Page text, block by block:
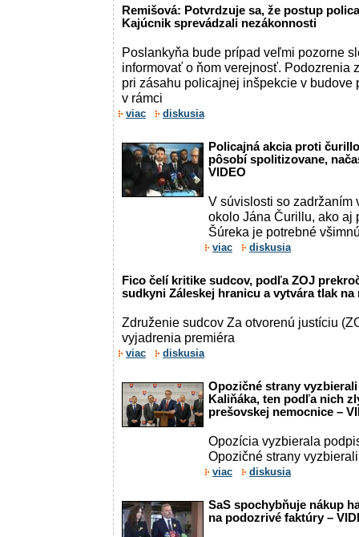
Remišová: Potvrdzuje sa, že postup
Kajúcnik sprevádzali nezákonnosti
Poslankyňa bude prípad veľmi pozorne
informovať o ňom verejnosť. Podozrenia
pri zásahu policajnej inšpekcie v budove
v rámci
viac diskusia
Policajná akcia proti
pôsobí spolitizovane,
VIDEO
V súvislosti so zadržaním
okolo Jána Čurillu, ako aj
Šúreka je potrebné
viac diskusia
Fico čelí kritike sudcov, podľa ZOJ
sudkyni Záleskej hranicu a vytvára tlak na
Združenie sudcov Za otvorenú justíciu
vyjadrenia premiéra
viac diskusia
Opozičné strany
Kaliňáka, ten podľa nich
prešovskej nemocnice –
Opozícia vyzbierala
Opozičné strany
viac diskusia
SaS spochybňuje nákup
na podozrivé faktúry –